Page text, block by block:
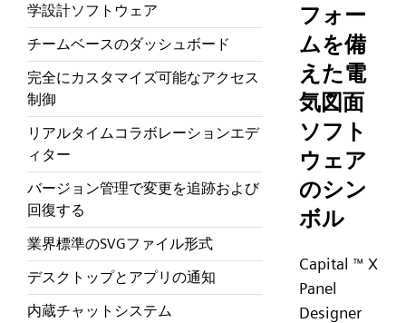
学設計ソフトウェア
チームベースのダッシュボード
完全にカスタマイズ可能なアクセス
制御
リアルタイムコラボレーションエデ
ィター
バージョン管理で変更を追跡および
回復する
業界標準のSVGファイル形式
デスクトップとアプリの通知
内蔵チャットシステム
フォー
ムを備
えた電
気図面
ソフト
ウェア
のシン
ボル
Capital ™ X
Panel
Designer